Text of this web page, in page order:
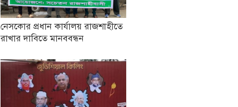
নেসকোর প্রধান কার্যালয় রাজশাহীতে
রাখার দাবিতে মানববন্ধন